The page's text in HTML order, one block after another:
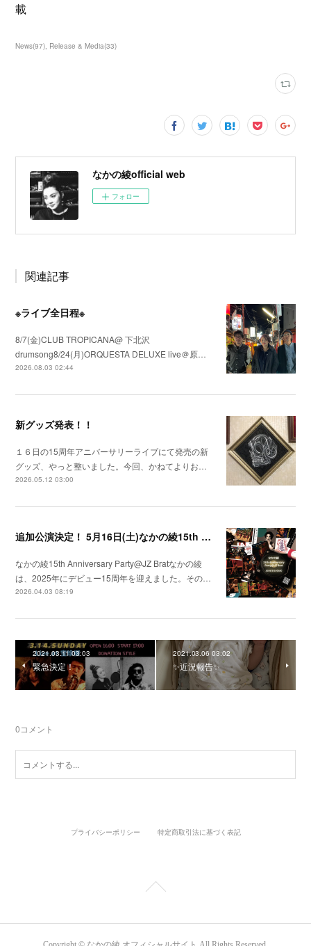
載
News(97) Release & Media(33)
なかの綾official web
フォロー
関連記事
※ライブ全日程※
8/7(金)CLUB TROPICANA@ 下北沢
drumsong8/24(月)ORQUESTA DELUXE live＠原…
2026.08.03 02:44
新グッズ発表！！
１６日の15周年アニバーサリーライブにて発売の新
グッズ、やっと整いました。今回、かねてよりお…
2026.05.12 03:00
追加公演決定！ 5月16日(土)なかの綾15th Anniversary Party@JZ Brat
なかの綾15th Anniversary Party@JZ Bratなかの綾
は、2025年にデビュー15周年を迎えました。その…
2026.04.03 08:19
2021.03.11 03:03
緊急決定！
2021.03.06 03:02
✨近況報告✨
0コメント
プライバシーポリシー 特定商取引法に基づく表記